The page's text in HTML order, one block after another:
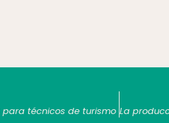
para técnicos de turismo